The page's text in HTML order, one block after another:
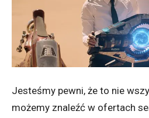
Jesteśmy pewni, że to nie
możemy znaleźć w ofertach